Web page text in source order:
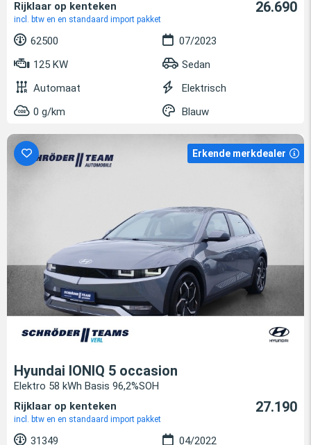
Rijklaar op kenteken
incl. btw en en standaard import pakket
26.690
62500
07/2023
125 KW
Sedan
Automaat
Elektrisch
0 g/km
Blauw
Erkende merkdealer
Hyundai IONIQ 5 occasion
Elektro 58 kWh Basis 96,2%SOH
Rijklaar op kenteken
incl. btw en en standaard import pakket
27.190
31349 04/2022